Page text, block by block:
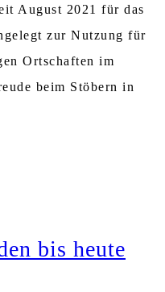
August 2021 für das
zur Nutzung für
Ortschaften im
beim Stöbern in
bis heute